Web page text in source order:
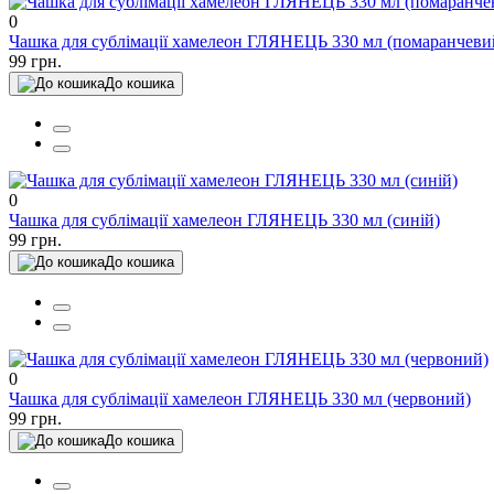
0
Чашка для сублімації хамелеон ГЛЯНЕЦЬ 330 мл
99 грн.
До кошика
0
Чашка для сублімації хамелеон ГЛЯНЕЦЬ 330 мл (синій)
99 грн.
До кошика
0
Чашка для сублімації хамелеон ГЛЯНЕЦЬ 330 мл (червоний)
99 грн.
До кошика